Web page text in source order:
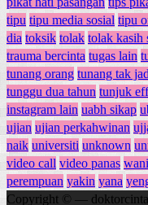
tipu tipu media sosial tipu
dia toksik tolak tolak kasih
trauma bercinta tugas lain
tunang orang tunang tak
tunggu dua tahun tunjuk
instagram lain uabh sikap
ujian ujian perkahwinan
naik universiti unknown
video call video panas wani
perempuan yakin yana
Copyright © —